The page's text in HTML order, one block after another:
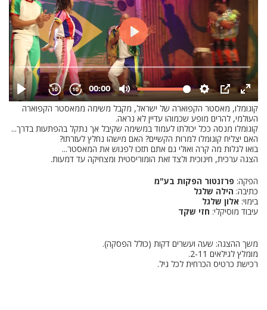
קוגומלו, מאסטר הקפוארה של ישראל, מקבל משימה ממאסטר הקפוארה
העולמי, להרים מופע שכמוהו עדיין לא נראה.
קוגומלו מנסה ככל יכולתו לעמוד במשימה שקיבל אך נתקל בהפתעות בדרך...
האם יצליח קוגומלו למרות הקשיים? האם מישהו נחלץ לעזרתו?
בואו לגלות מה קרה ואולי גם אתם תזכו לפגוש את המאסטר...
הצגה ערכית, חינוכית ולצד זאת הומוריסטית ומצחיקה עד דמעות.
הפקה: פרזנטור הפקות בע"מ
כתיבה: הילה שלגל
בימוי: אלון שלגל
עיבוד מוסיקלי: חזי שקד
משך ההצגה: שעה ועשרים דקות (כולל הפסקה).
מומלץ לגילאים 2-11.
רכישת כרטיס הכרחית לכל גיל.